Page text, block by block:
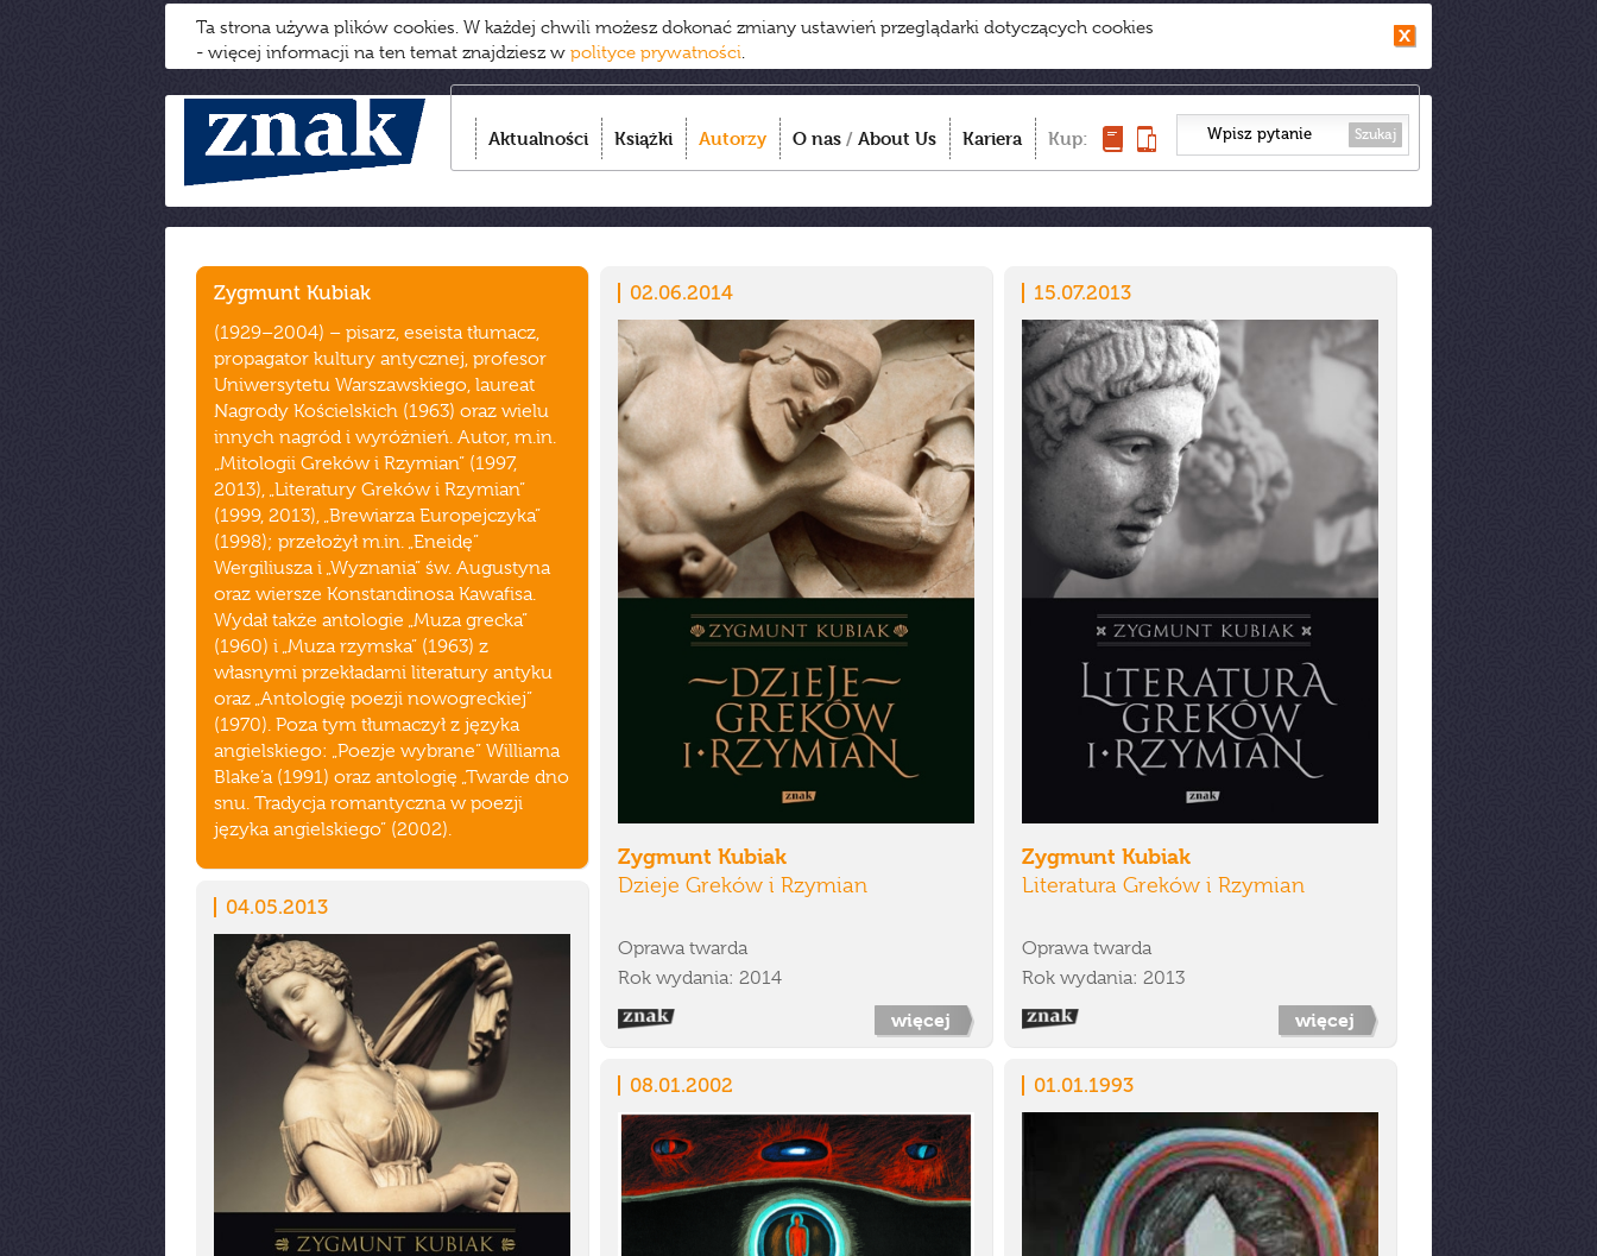
Ta strona używa plików cookies. W każdej chwili możesz dokonać zmiany ustawień przeglądarki dotyczących cookies
- więcej informacji na ten temat znajdziesz w polityce prywatności.
Aktualności Książki Autorzy O nas / About Us Kariera Kup: Szukaj
Zygmunt Kubiak
(1929–2004) – pisarz, eseista tłumacz,
propagator kultury antycznej, profesor
Uniwersytetu Warszawskiego, laureat
Nagrody Kościelskich (1963) oraz wielu
innych nagród i wyróżnień. Autor, m.in.
„Mitologii Greków i Rzymian” (1997,
2013), „Literatury Greków i Rzymian”
(1999, 2013), „Brewiarza Europejczyka”
(1998); przełożył m.in. „Eneidę”
Wergiliusza i „Wyznania” św. Augustyna
oraz wiersze Konstandinosa Kawafisa.
Wydał także antologie „Muza grecka”
(1960) i „Muza rzymska” (1963) z
własnymi przekładami literatury antyku
oraz „Antologię poezji nowogreckiej”
(1970). Poza tym tłumaczył z języka
angielskiego: „Poezje wybrane” Williama
Blake’a (1991) oraz antologię „Twarde dno
snu. Tradycja romantyczna w poezji
języka angielskiego” (2002).
02.06.2014
Zygmunt Kubiak
Dzieje Greków i Rzymian
Oprawa twarda
Rok wydania: 2014
więcej
15.07.2013
Zygmunt Kubiak
Literatura Greków i Rzymian
Oprawa twarda
Rok wydania: 2013
więcej
04.05.2013
08.01.2002 01.01.1993